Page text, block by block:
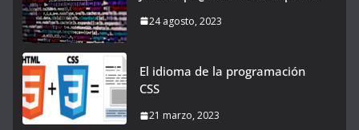
24 agosto, 2023
El idioma de la programación
CSS
21 marzo, 2023